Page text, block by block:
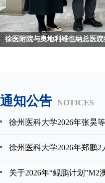
徐医附院与奥地利维也纳总医
通知公告 NOTICES
徐州医科大学2026年张昊
徐州医科大学2026年郑鹏